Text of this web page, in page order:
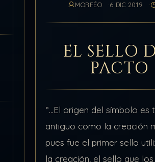
MORFÉO 6 DIC 2019
EL SELLO
PACTO
“…El origen del símbolo es
antiguo como la creación
pues fue el primer sello
la creación, el sello que